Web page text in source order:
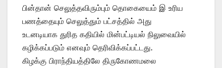
பின்தான் செலுத்தவிரும்பும் தொகையைம் இ உரிய
பணத்தையும் செலுத்தும் பட்சத்தில் அது
உடனடியாக துரித கதியில் மின்பட்டியல் நிலுவையில்
கழிக்கப்படும் எனவும் தெரிவிக்கப்பட்டது.
கிழக்கு பிராந்தியத்திலே திருகோணமலை